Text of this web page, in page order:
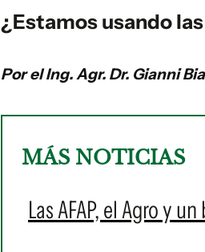
¿Estamos usando
Por el Ing. Agr. Dr. Gianni
MÁS NOTICIAS
Las AFAP, el Agro y